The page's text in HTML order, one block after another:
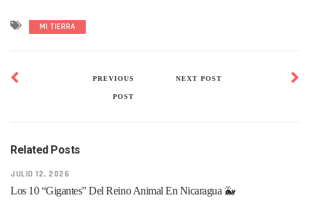
MI TIERRA
PREVIOUS
POST
NEXT POST
Related Posts
JULIO 12, 2026
Los 10 “gigantes” Del Reino Animal En Nicaragua 🐳